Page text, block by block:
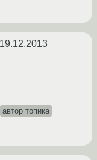
19.12.2013
автор топика